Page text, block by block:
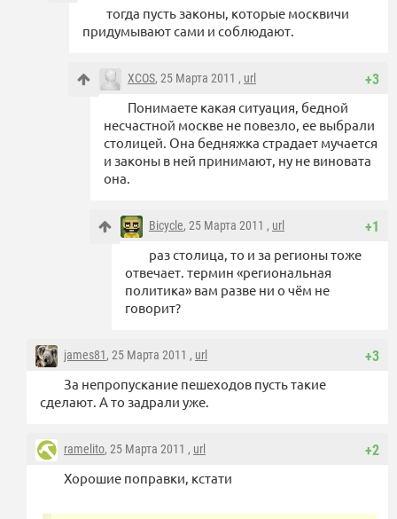
тогда пусть законы, которые москвичи
придумывают сами и соблюдают.
+3
XCOS, 25 Марта 2011 , url
Понимаете какая ситуация, бедной
несчастной москве не повезло, ее выбрали
столицей. Она бедняжка страдает мучается
и законы в ней принимают, ну не виновата
она.
+1
Bicycle, 25 Марта 2011 , url
раз столица, то и за регионы тоже
отвечает. термин «региональная
политика» вам разве ни о чём не
говорит?
+3
james81, 25 Марта 2011 , url
За непропускание пешеходов пусть такие
сделают. А то задрали уже.
+2
ramelito, 25 Марта 2011 , url
Хорошие поправки, кстати